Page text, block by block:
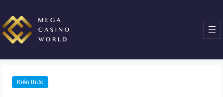
đến
phần
nội
dung
Kiến thức